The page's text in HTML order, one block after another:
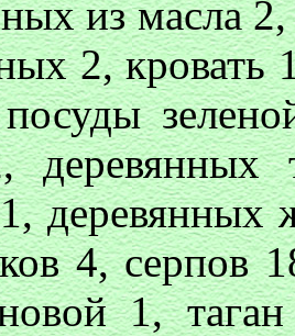
из масла
2, кровать
деревянных
4, серпов
1,